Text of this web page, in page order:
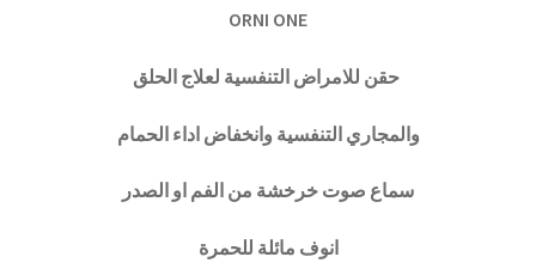
ORNI ONE
حقن للامراض التنفسية لعلاج الحلق
والمجاري التنفسية وانخفاض اداء الحمام
سماع صوت خرخشة من الفم او الصدر
انوف مائلة للحمرة